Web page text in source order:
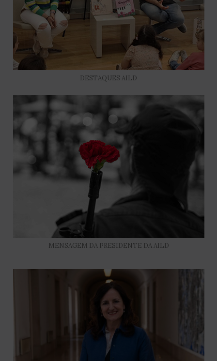
DESTAQUES AILD
MENSAGEM DA PRESIDENTE DA AILD